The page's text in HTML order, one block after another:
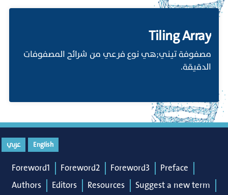
Tiling Array
مصفوفة تيني;هي نوع فرعي من شرائح المصفوفات
الدقيقة.
English عربي
Foreword1 Foreword2 Foreword3
Preface
Authors
Editors Resources
Suggest a new term